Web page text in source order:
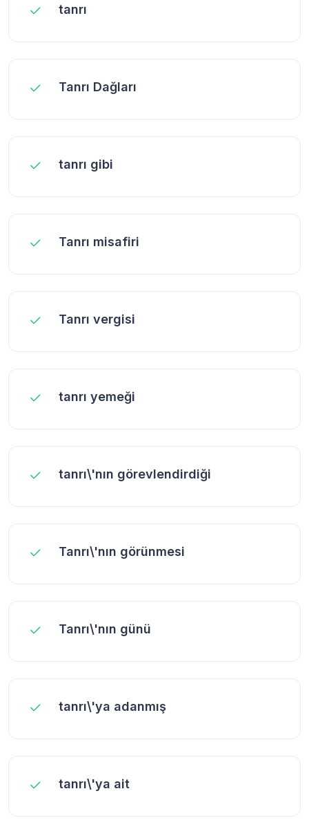
tanrı
Tanrı Dağları
tanrı gibi
Tanrı misafiri
Tanrı vergisi
tanrı yemeği
tanrı\'nın görevlendirdiği
Tanrı\'nın görünmesi
Tanrı\'nın günü
tanrı\'ya adanmış
tanrı\'ya ait